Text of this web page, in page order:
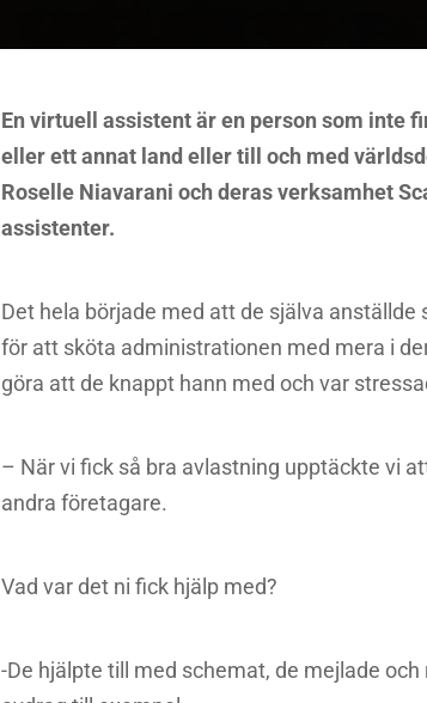
En virtuell assistent är en person som inte
eller ett annat land eller till och med
Roselle Niavarani och deras verksamhet
assistenter.
Det hela började med att de själva
för att sköta administrationen med mera i
göra att de knappt hann med och var
– När vi fick så bra avlastning upptäckte vi
andra företagare.
Vad var det ni fick hjälp med?
-De hjälpte till med schemat, de mejlade